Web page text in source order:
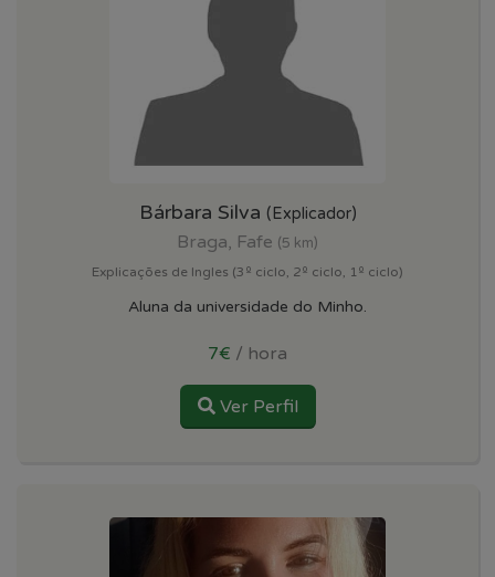
Bárbara Silva (Explicador)
Braga, Fafe (5 km)
Explicações de Ingles (3º ciclo, 2º ciclo, 1º ciclo)
Aluna da universidade do Minho.
7€ / hora
Ver Perfil